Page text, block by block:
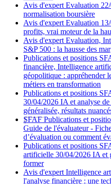
Avis d'expert Evaluation
normalisation boursière
Avis d'expert Evaluation
profits, vrai moteur de la
Avis d'expert Evaluation,
S&P 500 : la hausse des
Publications et positions
financière, Intelligence
géopolitique : appréhender
métiers en transformation
Publications et positions
30/04/2026 IA et analyse
généralisée, résultats
SFAF Publications et
Guide de l'évaluateur -
d’évaluation ou comment
Publications et positions
artificielle 30/04/2026 IA et
former
Avis d'expert Intelligence
l'analyse financière : une